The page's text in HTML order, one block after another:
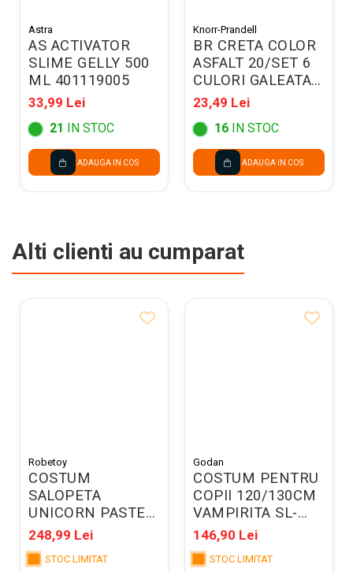
Astra
AS ACTIVATOR
SLIME GELLY 500
ML 401119005
33,99 Lei
21 IN STOC
ADAUGA IN COS
Knorr-Prandell
BR CRETA COLOR
ASFALT 20/SET 6
CULORI GALEATA
9310000
23,49 Lei
16 IN STOC
ADAUGA IN COS
Alti clienti au cumparat
Robetoy
COSTUM
SALOPETA
UNICORN PASTEL
F97826
248,99 Lei
STOC LIMITAT
Godan
COSTUM PENTRU
COPII 120/130CM
VAMPIRITA SL-
DW12
146,90 Lei
STOC LIMITAT